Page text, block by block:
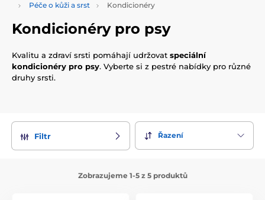
Péče o kůži a srst
Kondicionéry
Kondicionéry pro psy
Kvalitu a zdraví srsti pomáhají udržovat speciální
kondicionéry pro psy. Vyberte si z pestré nabídky pro různé
druhy srsti.
Filtr Řazení
Zobrazujeme 1-5 z 5 produktů